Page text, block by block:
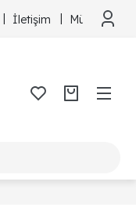
İletişim Müşteri